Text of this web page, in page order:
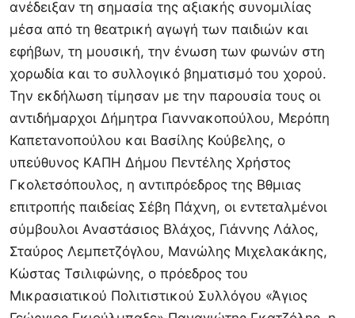
ανέδειξαν τη σημασία της αξιακής συνομιλίας
μέσα από τη θεατρική αγωγή των παιδιών και
εφήβων, τη μουσική, την ένωση των φωνών στη
χορωδία και το συλλογικό βηματισμό του χορού.
Την εκδήλωση τίμησαν με την παρουσία τους οι
αντιδήμαρχοι Δήμητρα Γιαννακοπούλου, Μερόπη
Καπετανοπούλου και Βασίλης Κούβελης, ο
υπεύθυνος ΚΑΠΗ Δήμου Πεντέλης Χρήστος
Γκολετσόπουλος, η αντιπρόεδρος της Βθμιας
επιτροπής παιδείας Σέβη Πάχνη, οι εντεταλμένοι
σύμβουλοι Αναστάσιος Βλάχος, Γιάννης Λάλος,
Σταύρος Λεμπετζόγλου, Μανώλης Μιχελακάκης,
Κώστας Τσιλιφώνης, ο πρόεδρος του
Μικρασιατικού Πολιτιστικού Συλλόγου «Άγιος